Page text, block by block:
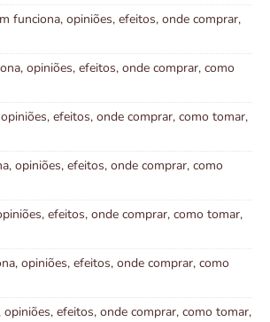
funciona, opiniões, efeitos, onde comprar,
opiniões, efeitos, onde comprar, como
efeitos, onde comprar, como tomar,
opiniões, efeitos, onde comprar, como
efeitos, onde comprar, como tomar,
opiniões, efeitos, onde comprar, como
efeitos, onde comprar, como tomar,